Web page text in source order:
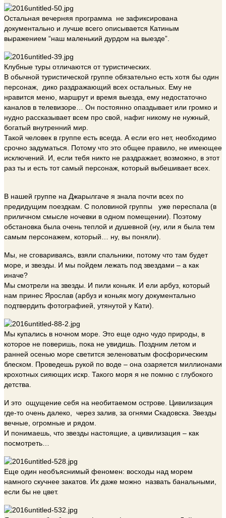
Остальная вечерняя программа не зафиксирована
документально и лучше всего описывается Катиным
выражением “наш маленький дурдом на выезде”.
Клубные туры отличаются от туристических.
В обычной туристической группе обязательно есть хотя бы один
персонаж, дико раздражающий всех остальных. Ему не
нравится меню, маршрут и время выезда, ему недостаточно
каналов в телевизоре… Он постоянно опаздывает или громко и
нудно рассказывает всем про свой, нафиг никому не нужный,
богатый внутренний мир.
Такой человек в группе есть всегда. А если его нет, необходимо
срочно задуматься. Потому что это общее правило, не имеющее
исключений. И, если тебя никто не раздражает, возможно, в этот
раз ты и есть тот самый персонаж, который выбешивает всех.
В нашей группе на Джарылгаче я знала почти всех по
предидущим поездкам. С половиной группы уже переспала (в
приличном смысле ночевки в одном помещении). Поэтому
обстановка была очень теплой и душевной (ну, или я была тем
самым персонажем, который… ну, вы поняли).
Мы, не сговариваясь, взяли спальники, потому что там будет
море, и звезды. И мы пойдем лежать под звездами – а как
иначе?
Мы смотрели на звезды. И пили коньяк. И ели арбуз, который
нам принес Ярослав (арбуз и коньяк могу документально
подтвердить фотографией, утянутой у Кати).
Мы купались в ночном море. Это еще одно чудо природы, в
которое не поверишь, пока не увидишь. Поздним летом и
ранней осенью море светится зеленоватым фосфорическим
блеском. Проведешь рукой по воде – она озаряется миллионами
крохотных сияющих искр. Такого моря я не помню с глубокого
детства.
И это ощущение себя на необитаемом острове. Цивилизация
где-то очень далеко, через залив, за огнями Скадовска. Звезды
вечные, огромные и рядом.
И понимаешь, что звезды настоящие, а цивилизация – как
посмотреть…
Еще один необъяснимый феномен: восходы над морем
намного скучнее закатов. Их даже можно назвать банальными,
если бы не цвет.